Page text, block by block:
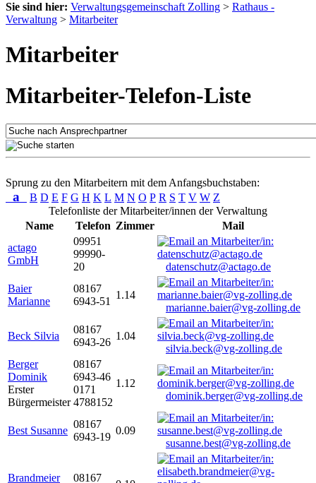
Sie sind hier: Verwaltungsgemeinschaft Zolling > Rathaus -
Verwaltung > Mitarbeiter
Mitarbeiter
Mitarbeiter-Telefon-Liste
Sprung zu den Mitarbeitern mit dem Anfangsbuchstaben:
a B D E F G H K L M N O P R S T V W Z
Telefonliste der Mitarbeiter/innen der Verwaltung
Name
Telefon Zimmer
Mail
actago
GmbH
09951
99990-
20
datenschutz@actago.de
Baier
Marianne
08167
6943-51
1.14
marianne.baier@vg-zolling.de
Beck Silvia
08167
6943-26
1.04
silvia.beck@vg-zolling.de
Berger
Dominik
Erster
Bürgermeister
08167
6943-46
0171
4788152
1.12
dominik.berger@vg-zolling.de
Best Susanne
08167
6943-19
0.09
susanne.best@vg-zolling.de
Brandmeier
08167